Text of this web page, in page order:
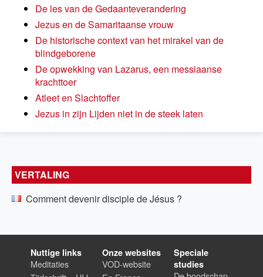
De les van de Gedaanteverandering
Jezus en de Samaritaanse vrouw
De historische context van het mirakel van de
blindgeborene
De opwekking van Lazarus, een messiaanse
krachttoer
Atleet en Slachtoffer
Jezus in zijn Lijden niet in de steek laten
VERTALING
Comment devenir disciple de Jésus ?
Nuttige links
Meditaties
Onze websites
VOD-website
Speciale
studies